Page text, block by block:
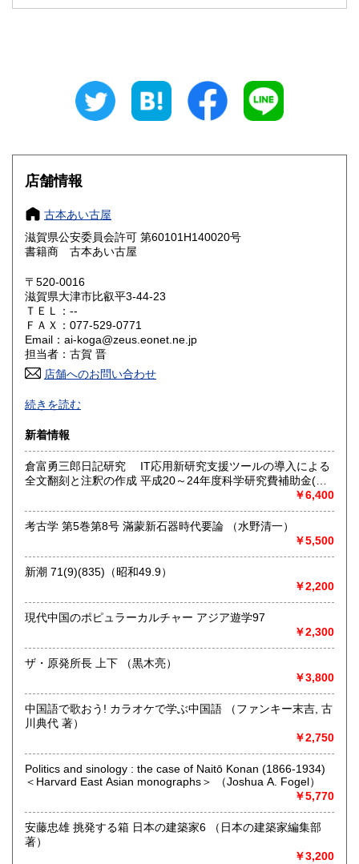
360円 三重県
大阪府
奈良県
鳥取県 360円 島根県
岡山県
山口県
香川県 愛媛県
高知県 360円
佐賀県
熊本県 360円 大分県 360円
宮崎県 360円 鹿児島県 360円
360円
店舗情報
古本あい古屋
滋賀県公安委員会許可 第60101H140020号
書籍商 古本あい古屋
〒520-0016
滋賀県大津市比叡平3-44-23
ＴＥＬ：--
ＦＡＸ：077-529-0771
Email：ai-koga@zeus.eonet.ne.jp
担当者：古賀 晋
店舗へのお問い合わせ
東洋学関係のお探しもの大歓迎！
沿線名：京都京阪三条駅より京阪バスにて約30分の延暦寺に
続く山の中
最寄駅：京阪バス比叡平口バス停下車徒歩一分(バス坂道を少
し上がる)
営業時間：恥ずかしながら店舗が本で溢れ身動き不能の倉庫
定休日：毎週月曜日
-
取り扱い分野
古書一般（その他）
続きを読む
新着情報
倉富勇三郎日記研究 IT応用新研究支援ツールの導入による
全文翻刻と注釈の作成 平成20～24年度科学研究費補助金(基
和）
￥6,400
考古学 第5巻第8号 滿蒙新石器時代要論 （水野清一）
￥5,500
新潮 71(9)(835)（昭和49.9）
￥2,200
現代中国のポピュラーカルチャー アジア遊学97
￥2,300
ザ・原発所長 上下 （黒木亮）
￥3,800
中国語で歌おう! カラオケで学ぶ中国語 （ファンキー末吉, 古
川典代 著）
￥2,750
Politics and sinology : the case of Naitō Konan (1866-1934)
＜Harvard East Asian monographs＞ （Joshua A. Fogel）
￥5,770
安藤忠雄 挑発する箱 日本の建築家6 （日本の建築家編集部
著）
￥3,200